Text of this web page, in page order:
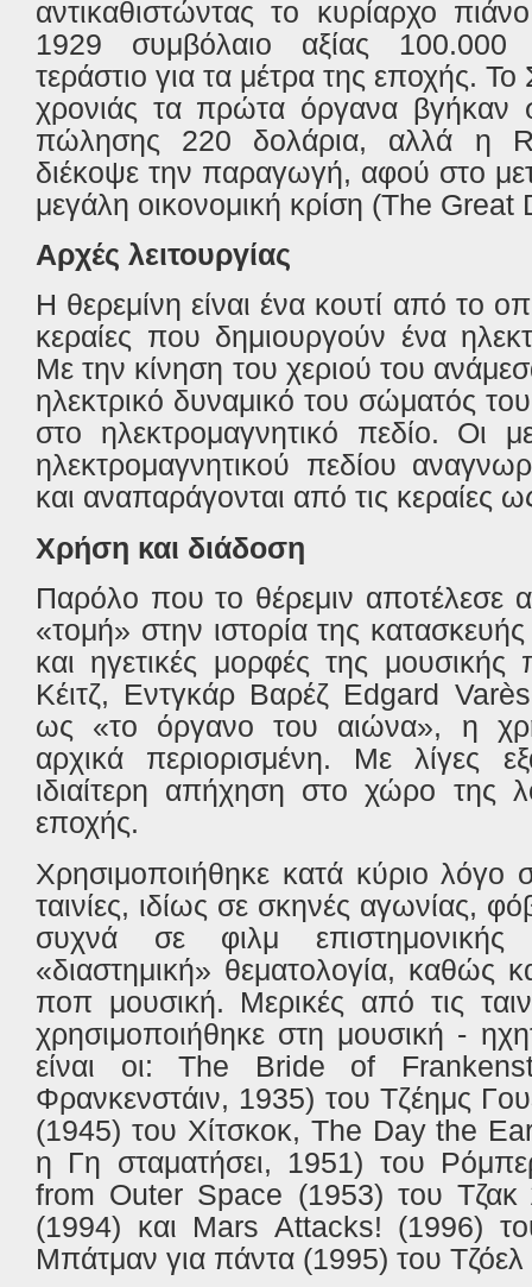
αντικαθιστώντας το κυρίαρχο
1929 συμβόλαιο αξίας
τεράστιο για τα μέτρα της εποχής. Το
χρονιάς τα πρώτα όργανα βγήκαν
πώλησης 220 δολάρια, αλλά η
διέκοψε την παραγωγή, αφού στο
μεγάλη οικονομική κρίση (The
Αρχές λειτουργίας
Η θερεμίνη είναι ένα κουτί από το
κεραίες που δημιουργούν ένα
Με την κίνηση του χεριού του
ηλεκτρικό δυναμικό του σώματός
στο ηλεκτρομαγνητικό πεδίο. Οι
ηλεκτρομαγνητικού πεδίου
και αναπαράγονται από τις κεραίες
Χρήση και διάδοση
Παρόλο που το θέρεμιν αποτέλεσε
«τομή» στην ιστορία της
και ηγετικές μορφές της
Κέιτζ, Εντγκάρ Βαρέζ Edgard
ως «το όργανο του αιώνα», η
αρχικά περιορισμένη. Με λίγες
ιδιαίτερη απήχηση στο χώρο της
εποχής.
Χρησιμοποιήθηκε κατά κύριο λόγο
ταινίες, ιδίως σε σκηνές αγωνίας,
συχνά σε φιλμ
«διαστημική» θεματολογία, καθώς
ποπ μουσική. Μερικές από τις
χρησιμοποιήθηκε στη μουσική -
είναι οι: The Bride of
Φρανκενστάιν, 1935) του Τζέημς
(1945) του Χίτσκοκ, The Day the
η Γη σταματήσει, 1951) του
from Outer Space (1953) του
(1994) και Mars Attacks! (1996)
Μπάτμαν για πάντα (1995) του